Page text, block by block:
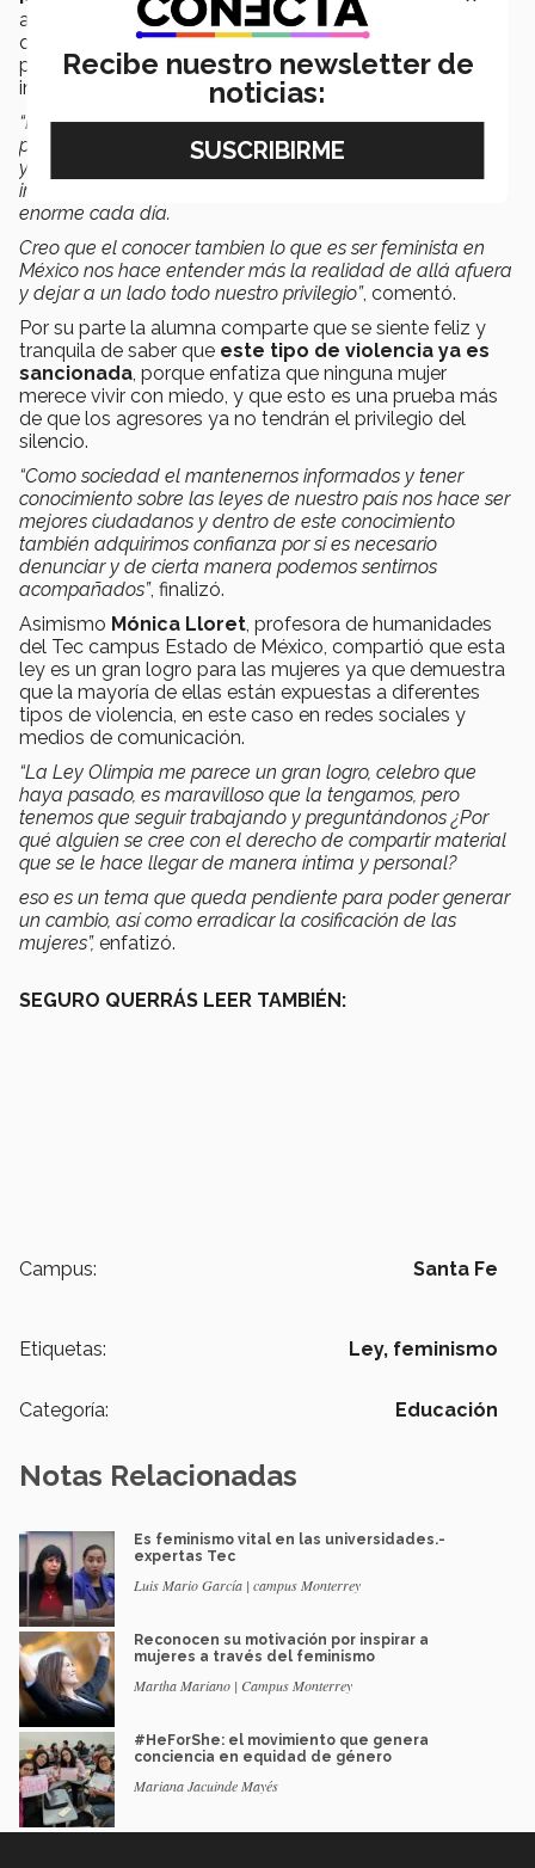
administración de empresas en campus Santa Fe, fue
quien moderó la plática y señaló que este tipo de
ponencias impacta de una manera bastante positiva e
informativa.
“Muchas veces no sabemos qué hacer o qué
procedimiento seguir cuando somos víctimas de violencia
y creo que hablar sobre estos temas es de suma
importancia pues el aumento de violencia en general es
enorme cada día.
Creo que el conocer tambien lo que es ser feminista en
México nos hace entender más la realidad de allá afuera
y dejar a un lado todo nuestro privilegio”, comentó.
Por su parte la alumna comparte que se siente feliz y
tranquila de saber que este tipo de violencia ya es
sancionada, porque enfatiza que ninguna mujer
merece vivir con miedo, y que esto es una prueba más
de que los agresores ya no tendrán el privilegio del
silencio.
“Como sociedad el mantenernos informados y tener
conocimiento sobre las leyes de nuestro país nos hace ser
mejores ciudadanos y dentro de este conocimiento
también adquirimos confianza por si es necesario
denunciar y de cierta manera podemos sentirnos
acompañados”, finalizó.
Asimismo Mónica Lloret, profesora de humanidades
del Tec campus Estado de México, compartió que esta
ley es un gran logro para las mujeres ya que demuestra
que la mayoría de ellas están expuestas a diferentes
tipos de violencia, en este caso en redes sociales y
medios de comunicación.
“La Ley Olimpia me parece un gran logro, celebro que
haya pasado, es maravilloso que la tengamos, pero
tenemos que seguir trabajando y preguntándonos ¿Por
qué alguien se cree con el derecho de compartir material
que se le hace llegar de manera íntima y personal?
eso es un tema que queda pendiente para poder generar
un cambio, así como erradicar la cosificación de las
mujeres”, enfatizó.
SEGURO QUERRÁS LEER TAMBIÉN:
Campus: Santa Fe
Etiquetas: Ley, feminismo
Categoría: Educación
Notas Relacionadas
Es feminismo vital en las universidades.-
expertas Tec
Luis Mario García | campus Monterrey
Reconocen su motivación por inspirar a
mujeres a través del feminismo
Martha Mariano | Campus Monterrey
#HeForShe: el movimiento que genera
conciencia en equidad de género
Mariana Jacuinde Mayés
Recibe nuestro newsletter de
noticias: